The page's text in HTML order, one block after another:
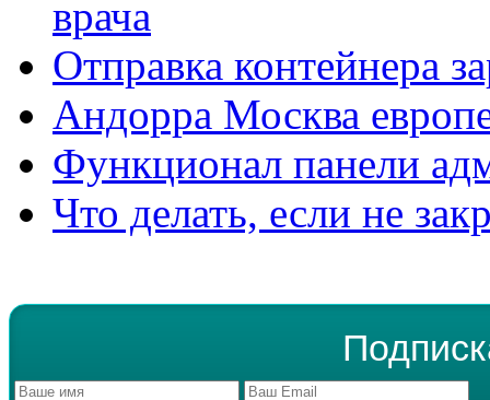
врача
Отправка контейнера
Андорра Москва
Функционал панели
Что делать, если не